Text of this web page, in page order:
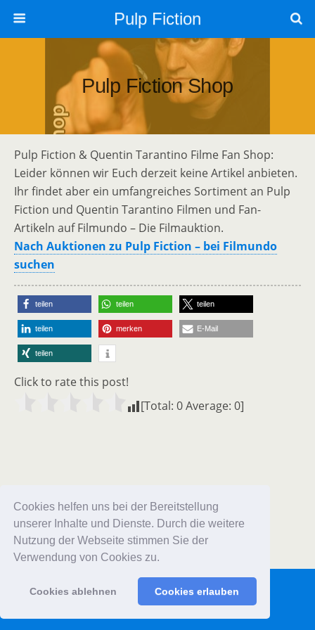
Cookies helfen uns bei der Bereitstellung
unserer Inhalte und Dienste. Durch die weitere
Nutzung der Webseite stimmen Sie der
Verwendung von Cookies zu.
Cookies ablehnen Cookies erlauben
Pulp Fiction
Pulp Fiction Shop
Pulp Fiction & Quentin Tarantino Filme Fan Shop:
Leider können wir Euch derzeit keine Artikel anbieten.
Ihr findet aber ein umfangreiches Sortiment an Pulp
Fiction und Quentin Tarantino Filmen und Fan-
Artikeln auf Filmundo – Die Filmauktion.
Nach Auktionen zu Pulp Fiction – bei Filmundo
suchen
teilen teilen teilen
teilen merken E-Mail
teilen
Click to rate this post!
[Total: 0Average: 0]
Mobil Desktop